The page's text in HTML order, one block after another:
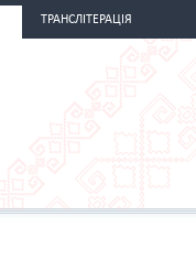
ТРАНСЛІТЕРАЦІЯ